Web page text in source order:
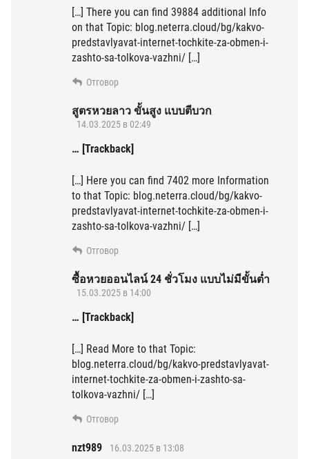
[…] There you can find 39884 additional Info
on that Topic: blog.neterra.cloud/bg/kakvo-
predstavlyavat-internet-tochkite-za-obmen-i-
zashto-sa-tolkova-vazhni/ […]
Отговор
สูตรหวยลาว ขั้นสูง แบบตีบวก
14.03.2025 в 02:49
… [Trackback]
[…] Here you can find 7402 more Information
to that Topic: blog.neterra.cloud/bg/kakvo-
predstavlyavat-internet-tochkite-za-obmen-i-
zashto-sa-tolkova-vazhni/ […]
Отговор
ซื้อหวยออนไลน์ 24 ชั่วโมง แบบไม่มีขั้นต่ำ
15.03.2025 в 14:00
… [Trackback]
[…] Read More to that Topic:
blog.neterra.cloud/bg/kakvo-predstavlyavat-
internet-tochkite-za-obmen-i-zashto-sa-
tolkova-vazhni/ […]
Отговор
nzt989 16.03.2025 в 13:08